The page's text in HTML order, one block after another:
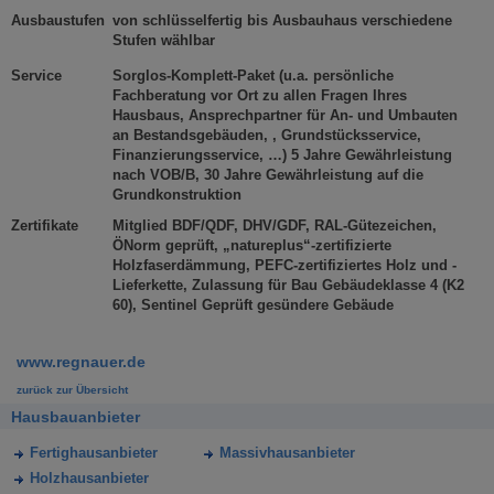
Ausbaustufen von schlüsselfertig bis Ausbauhaus verschiedene
Stufen wählbar
Service
Sorglos-Komplett-Paket (u.a. persönliche
Fachberatung vor Ort zu allen Fragen Ihres
Hausbaus, Ansprechpartner für An- und Umbauten
an Bestandsgebäuden, , Grundstücksservice,
Finanzierungsservice, …) 5 Jahre Gewährleistung
nach VOB/B, 30 Jahre Gewährleistung auf die
Grundkonstruktion
Zertifikate
Mitglied BDF/QDF, DHV/GDF, RAL-Gütezeichen,
ÖNorm geprüft, „natureplus“-zertifizierte
Holzfaserdämmung, PEFC-zertifiziertes Holz und -
Lieferkette, Zulassung für Bau Gebäudeklasse 4 (K2
60), Sentinel Geprüft gesündere Gebäude
www.regnauer.de
zurück zur Übersicht
Hausbauanbieter
Fertighausanbieter
Massivhausanbieter
Holzhausanbieter